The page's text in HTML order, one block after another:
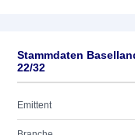
Stammdaten
22/32
Emittent